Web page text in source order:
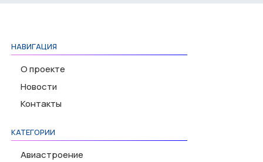
НАВИГАЦИЯ
О проекте
Новости
Контакты
КАТЕГОРИИ
Авиастроение